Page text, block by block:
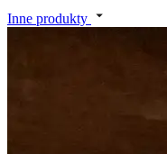
Inne produkty